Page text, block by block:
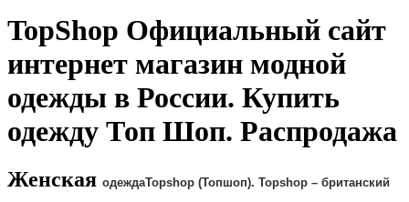
TopShop Официальный сайт
интернет магазин модной
одежды в России. Купить
одежду Топ Шоп. Распродажа
Женская одеждаTopshop (Топшоп). Topshop – британский